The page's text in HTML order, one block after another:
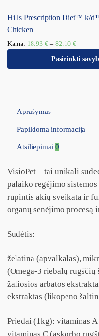
Hills Prescription Diet™ k/
Chicken
Kaina: 18.93 € – 82.10 €
Pasirinkti
Aprašymas
Papildoma informacija
Atsiliepimai 0
VisioPet – tai unikali
palaiko regėjimo sistemos
rūpintis akių sveikata ir
organų senėjimo procesą
Sudėtis:
želatina (apvalkalas),
(Omega-3 riebalų
žaliosios arbatos
ekstraktas (likopeno
Priedai (1kg): vitaminas
vitaminas C (askorbo